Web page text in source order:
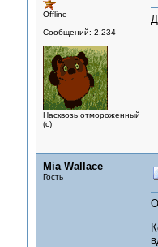
Offline
Сообщений: 2,234
Насквозь отмороженный
(с)
Mia Wallace
Гость